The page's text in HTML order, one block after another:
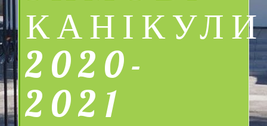
КАНІКУЛИ
2020-
2021